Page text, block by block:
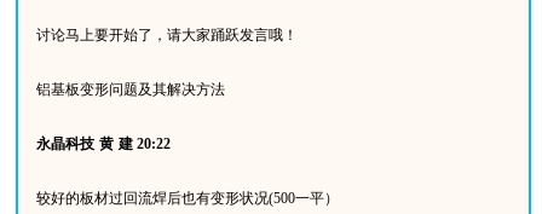
讨论马上要开始了，请大家踊跃发言哦！
铝基板变形问题及其解决方法
永晶科技 黄 建 20:22
较好的板材过回流焊后也有变形状况(500一平）